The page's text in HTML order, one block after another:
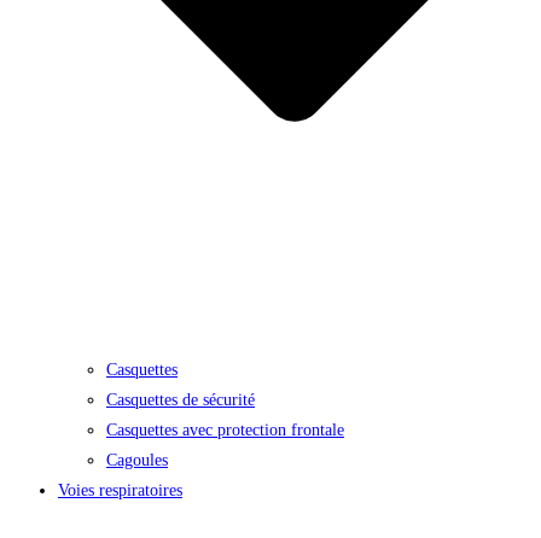
Casquettes
Casquettes de sécurité
Casquettes avec protection frontale
Cagoules
Voies respiratoires